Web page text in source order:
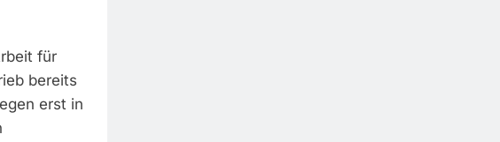
für
bereits
erst in